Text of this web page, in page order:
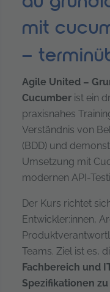
mit
–
Agile United –
Cucumber ist ein
praxisnahes
Verständnis von
(BDD) und
Umsetzung mit
modernen API-
Der Kurs richtet
Entwickler:innen,
Teams. Ziel ist es,
Fachbereich und
Spezifikationen